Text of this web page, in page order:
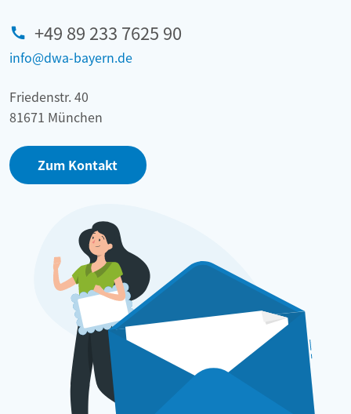
+49 89 233 7625 90
info@dwa-bayern.de
Friedenstr. 40
81671 München
Zum Kontakt